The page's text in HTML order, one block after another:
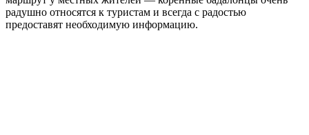
радушно относятся к туристам и всегда с радостью
предоставят необходимую информацию.